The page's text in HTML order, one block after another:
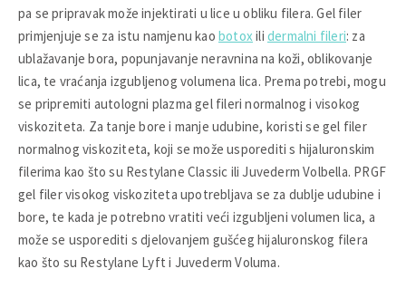
pa se pripravak može injektirati u lice u obliku filera. Gel filer
primjenjuje se za istu namjenu kao botoxili dermalni fileri: za
ublažavanje bora, popunjavanje neravnina na koži, oblikovanje
lica, te vraćanja izgubljenog volumena lica. Prema potrebi, mogu
se pripremiti autologni plazma gel fileri normalnog i visokog
viskoziteta. Za tanje bore i manje udubine, koristi se gel filer
normalnog viskoziteta, koji se može usporediti s hijaluronskim
filerima kao što su Restylane Classic ili Juvederm Volbella. PRGF
gel filer visokog viskoziteta upotrebljava se za dublje udubine i
bore, te kada je potrebno vratiti veći izgubljeni volumen lica, a
može se usporediti s djelovanjem gušćeg hijaluronskog filera
kao što su Restylane Lyft i Juvederm Voluma.